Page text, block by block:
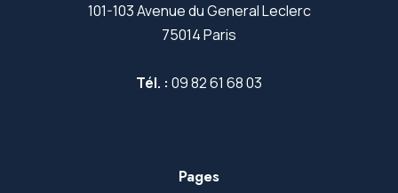
101-103 Avenue du General Leclerc
75014 Paris
Tél. : 09 82 61 68 03
Pages